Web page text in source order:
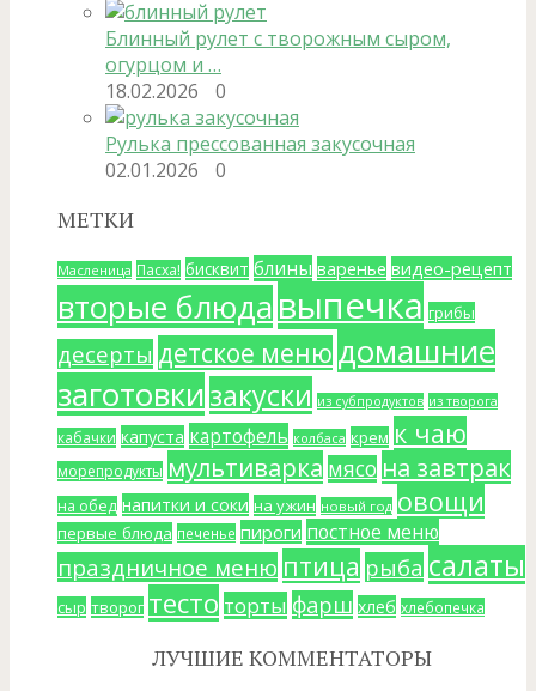
Блинный рулет с творожным сыром,
огурцом и …
18.02.2026
0
Рулька прессованная закусочная
02.01.2026
0
МЕТКИ
Масленица Пасха! бисквит блины варенье видео-рецепт
вторые блюдавыпечка грибы
десерты детское меню домашние
заготовкизакуски из субпродуктов из творога
кабачки капуста картофель колбаса крем к чаю
морепродукты мультиварка мясо на завтрак
на обед напитки и соки на ужин новый год овощи
первые блюда печенье пироги постное меню
праздничное меню птица рыба салаты
сыр творог тесто торты фарш хлеб хлебопечка
ЛУЧШИЕ КОММЕНТАТОРЫ